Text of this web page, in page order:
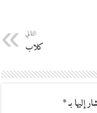
التالي
كلاب
إليها بـ*